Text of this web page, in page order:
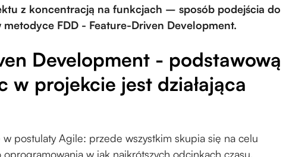
z koncentracją na funkcjach – sposób podejścia do
FDD - Feature-Driven Development.
Development - podstawową
w projekcie jest działająca
postulaty Agile: przede wszystkim skupia się na celu
w jak najkrótszych odcinkach czasu,